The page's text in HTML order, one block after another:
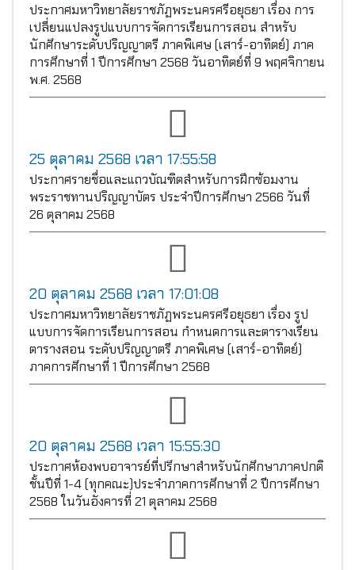
ประกาศมหาวิทยาลัยราชภัฏพระนครศรีอยุธยา เรื่อง การ
เปลี่ยนแปลงรูปแบบการจัดการเรียนการสอน สำหรับ
นักศึกษาระดับปริญญาตรี ภาคพิเศษ (เสาร์-อาทิตย์) ภาค
การศึกษาที่ 1 ปีการศึกษา 2568 วันอาทิตย์ที่ 9 พฤศจิกายน
พ.ศ. 2568
25 ตุลาคม 2568 เวลา 17:55:58
ประกาศรายชื่อและแถวบัณฑิตสำหรับการฝึกซ้อมงาน
พระราชทานปริญญาบัตร ประจำปีการศึกษา 2566 วันที่
26 ตุลาคม 2568
20 ตุลาคม 2568 เวลา 17:01:08
ประกาศมหาวิทยาลัยราชภัฏพระนครศรีอยุธยา เรื่อง รูป
แบบการจัดการเรียนการสอน กำหนดการและตารางเรียน
ตารางสอน ระดับปริญญาตรี ภาคพิเศษ (เสาร์-อาทิตย์)
ภาคการศึกษาที่ 1 ปีการศึกษา 2568
20 ตุลาคม 2568 เวลา 15:55:30
ประกาศห้องพบอาจารย์ที่ปรึกษาสำหรับนักศึกษาภาคปกติ
ชั้นปีที่ 1-4 (ทุกคณะ)ประจำภาคการศึกษาที่ 2 ปีการศึกษา
2568 ในวันอังคารที่ 21 ตุลาคม 2568